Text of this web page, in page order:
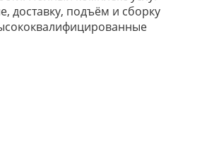
доставку, подъём и сборку